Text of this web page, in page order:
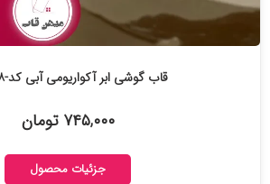
قاب گوشی ابر آکواریومی آبی کد-۱۲۶۴۹۸
۷۴۵,۰۰۰ تومان
جزئیات محصول